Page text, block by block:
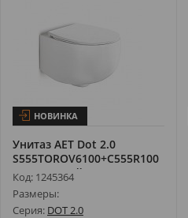
НОВИНКА
Унитаз AET Dot 2.0
S555TOROV6100+C555R100
Консольный...
Код: 1245364
Размеры:
Серия: DOT 2.0